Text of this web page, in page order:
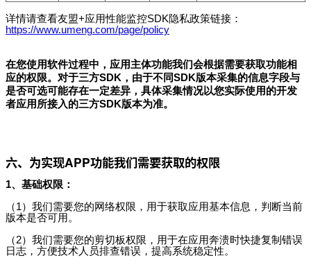
详情请查看友盟+应用性能监控SDK隐私政策链接：
https://www.umeng.com/page/policy
在您使用软件过程中，应用主体功能我们会根据需要获取功能相
应的权限。对于三方SDK，由于不同SDK版本采集的信息字段与
是否可选可能存在一定差异，具体采集情况以您实际使用的开发
者应用所接入的三方SDK版本为准。
六、为实现APP功能我们需要获取的权限
1、基础权限：
（1）我们需要您的网络权限，用于获取应用基本信息，判断当前
版本是否可用。
（2）我们需要您的剪切板权限，用于在应用奔溃时快捷复制错误
日志，方便技术人员排查错误，提高系统稳定性。